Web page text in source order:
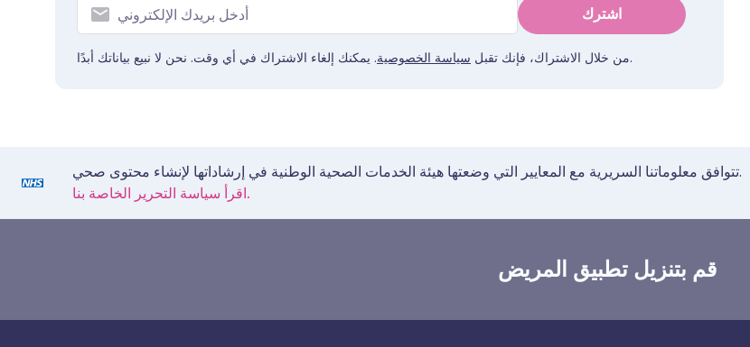
اشترك
من خلال الاشتراك، فإنك تقبل سياسة الخصوصية . يمكنك إلغاء الاشتراك في أي وقت. نحن لا نبيع بياناتك أبدًا.
تتوافق معلوماتنا السريرية مع المعايير التي وضعتها هيئة الخدمات الصحية الوطنية في إرشاداتها لإنشاء محتوى صحي.
اقرأ سياسة التحرير الخاصة بنا.
قم بتنزيل تطبيق المريض